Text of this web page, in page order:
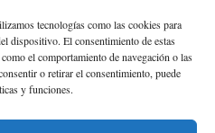
tecnologías como las cookies para
dispositivo. El consentimiento de estas
el comportamiento de navegación o las
o retirar el consentimiento, puede
y funciones.